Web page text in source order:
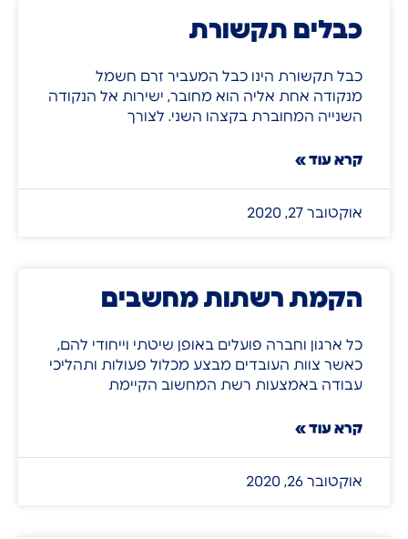
כבלים תקשורת
כבל תקשורת הינו כבל המעביר זרם חשמל
מנקודה אחת אליה הוא מחובר, ישירות אל הנקודה
השנייה המחוברת בקצהו השני. לצורך
קרא עוד »
אוקטובר 27, 2020
הקמת רשתות מחשבים
כל ארגון וחברה פועלים באופן שיטתי וייחודי להם,
כאשר צוות העובדים מבצע מכלול פעולות ותהליכי
עבודה באמצעות רשת המחשוב הקיימת
קרא עוד »
אוקטובר 26, 2020